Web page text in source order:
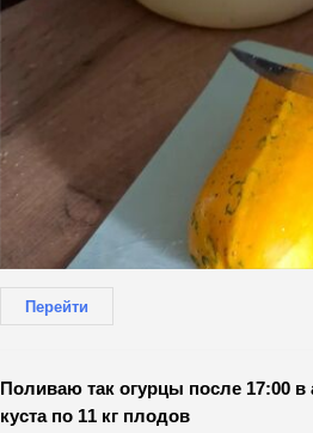
Перейти
Поливаю так огурцы после 17:00
куста по 11 кг плодов